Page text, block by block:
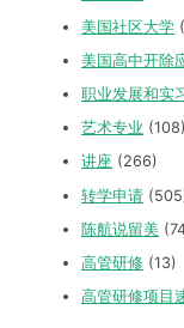
美国社区大学
美国高中开除
职业发展和实
艺术专业 (108)
讲座 (266)
转学申请
陈航说留美
高管研修 (13)
高管研修项目